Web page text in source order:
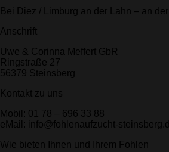
Bei Diez / Limburg an der Lahn – an
Anschrift
Uwe & Corinna Meffert GbR
Ringstraße 27
56379 Steinsberg
Kontakt zu uns
Mobil: 01 78 – 696 33 88
eMail: info@fohlenaufzucht-
Wie bieten Ihnen und Ihrem Fohlen